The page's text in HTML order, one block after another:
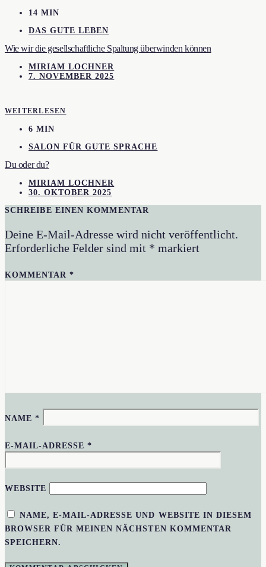
14 MIN
DAS GUTE LEBEN
Wie wir die gesellschaftliche Spaltung überwinden können
MIRIAM LOCHNER
7. NOVEMBER 2025
WEITERLESEN
6 MIN
SALON FÜR GUTE SPRACHE
Du oder du?
MIRIAM LOCHNER
30. OKTOBER 2025
SCHREIBE EINEN KOMMENTAR
Deine E-Mail-Adresse wird nicht veröffentlicht.
Erforderliche Felder sind mit * markiert
KOMMENTAR*
NAME*
E-MAIL-ADRESSE*
WEBSITE
NAME, E-MAIL-ADRESSE UND WEBSITE IN DIESEM
BROWSER FÜR MEINEN NÄCHSTEN KOMMENTAR
SPEICHERN.